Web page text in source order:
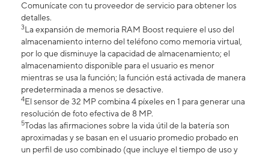
Comunícate con tu proveedor de servicio para obtener los
detalles.
3La expansión de memoria RAM Boost requiere el uso del
almacenamiento interno del teléfono como memoria virtual,
por lo que disminuye la capacidad de almacenamiento; el
almacenamiento disponible para el usuario es menor
mientras se usa la función; la función está activada de manera
predeterminada a menos se desactive.
4El sensor de 32 MP combina 4 píxeles en 1 para generar una
resolución de foto efectiva de 8 MP.
5Todas las afirmaciones sobre la vida útil de la batería son
aproximadas y se basan en el usuario promedio probado en
un perfil de uso combinado (que incluye el tiempo de uso y